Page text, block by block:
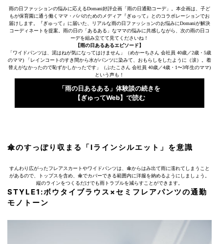
雨の日ファッションの悩みに応えるDomani好評企画「雨の日通勤コーデ」。本企画は、子ど
もが保育園に通う働くママ・パパのためのメディア『ぎゅって』とのコラボレーションでお
届けします。『ぎゅって』に届いた、リアルな雨の日ファッションのお悩みにDomaniが解決
コーディネートを提案。雨の日の「あるある」なママの悩みに共感しながら、次の雨の日コ
ーデを組み立てて見てくださいね！
【雨の日あるあるエピソード】
「ワイドパンツは、泥はねが気になってはけません」（めかーちさん 会社員 40歳／2歳・5歳
のママ) 「レインコートのすき間から水がパンツに染みて、おもらしをしたように（涙）。着
替えがなかったので恥ずかしかったです」（ぶたこさん 会社員 40歳／4歳・1〜3年生のママ)
という声も！
「雨の日あるある」体験談の続きを
【ぎゅってWeb】で読む
傘のすっぽり収まる「Iラインシルエット」を意識
すんわり広がったフレアスカートやワイドパンツは、傘からはみ出て雨に濡れてしまうこと
があるので、トップスを含め、傘でカバーできる範囲内に洋服を納めるようにしましょう。
縦のラインをつくるだけでも雨トラブルを減らすことができます。
STYLE1:ボウタイブラウス×セミフレアパンツの通勤
モノトーン